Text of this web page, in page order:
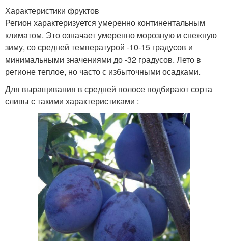
Характеристики фруктов
Регион характеризуется умеренно континентальным
климатом. Это означает умеренно морозную и снежную
зиму, со средней температурой -10-15 градусов и
минимальными значениями до -32 градусов. Лето в
регионе теплое, но часто с избыточными осадками.
Для выращивания в средней полосе подбирают сорта
сливы с такими характеристиками :